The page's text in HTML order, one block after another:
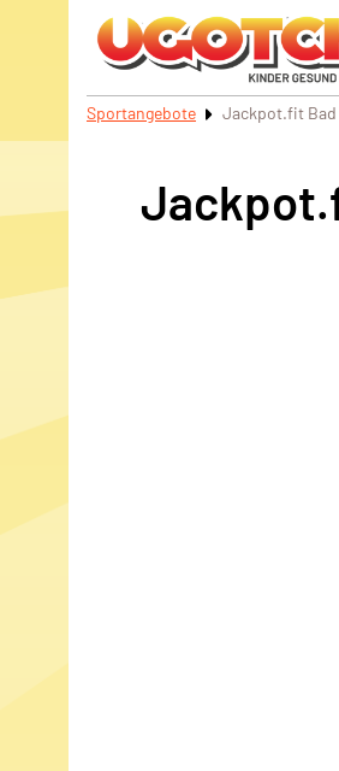
Sportangebote Jackpot.fit Bad